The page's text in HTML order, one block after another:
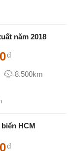
năm 2018
8.500km
đ
HCM
đ